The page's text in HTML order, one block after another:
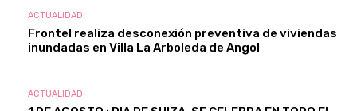
ACTUALIDAD
Frontel realiza desconexión preventiva de viviendas
inundadas en Villa La Arboleda de Angol
ACTUALIDAD